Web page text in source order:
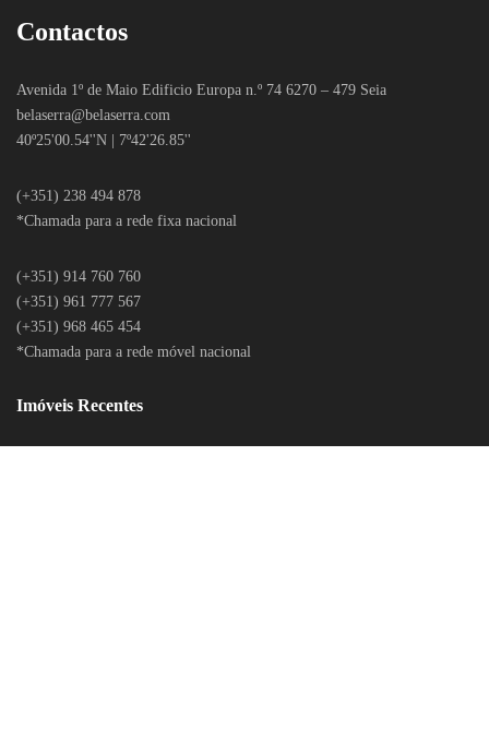
Contactos
Avenida 1º de Maio Edificio Europa n.º 74 6270 – 479 Seia
belaserra@belaserra.com
40º25'00.54''N | 7º42'26.85''
(+351) 238 494 878
*Chamada para a rede fixa nacional
(+351) 914 760 760
(+351) 961 777 567
(+351) 968 465 454
*Chamada para a rede móvel nacional
Imóveis Recentes